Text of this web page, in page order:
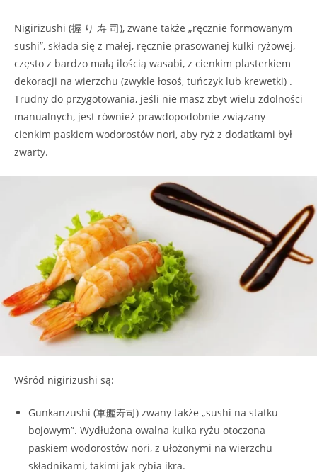
Nigirizushi (握 り 寿 司), zwane także „ręcznie formowanym
sushi”, składa się z małej, ręcznie prasowanej kulki ryżowej,
często z bardzo małą ilością wasabi, z cienkim plasterkiem
dekoracji na wierzchu (zwykle łosoś, tuńczyk lub krewetki) .
Trudny do przygotowania, jeśli nie masz zbyt wielu zdolności
manualnych, jest również prawdopodobnie związany
cienkim paskiem wodorostów nori, aby ryż z dodatkami był
zwarty.
Wśród nigirizushi są:
Gunkanzushi (軍艦寿司) zwany także „sushi na statku
bojowym”. Wydłużona owalna kulka ryżu otoczona
paskiem wodorostów nori, z ułożonymi na wierzchu
składnikami, takimi jak rybia ikra.